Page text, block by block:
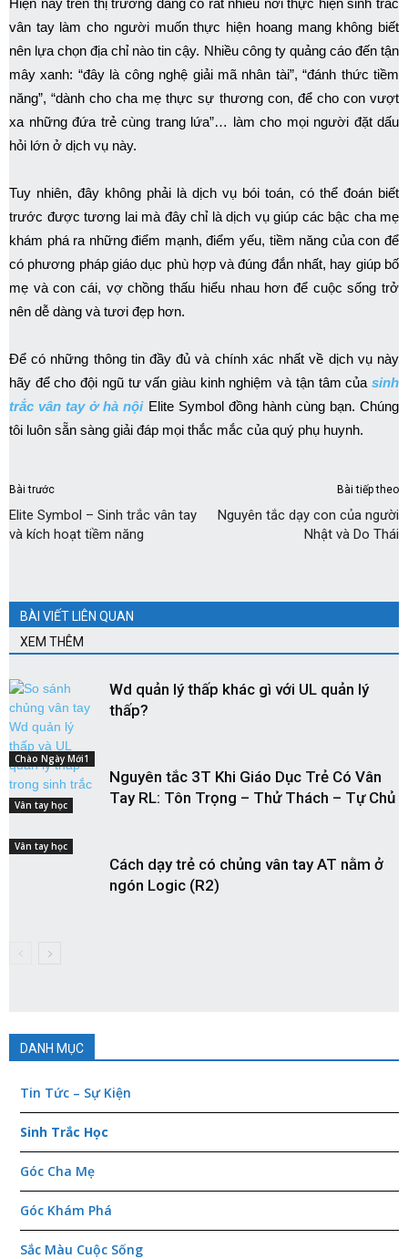
Hiện nay trên thị trường đang có rất nhiều nơi thực hiện sinh trắc
vân tay làm cho người muốn thực hiện hoang mang không biết
nên lựa chọn địa chỉ nào tin cậy. Nhiều công ty quảng cáo đến tận
mây xanh: “đây là công nghệ giải mã nhân tài”, “đánh thức tiềm
năng”, “dành cho cha mẹ thực sự thương con, để cho con vượt
xa những đứa trẻ cùng trang lứa”… làm cho mọi người đặt dấu
hỏi lớn ở dịch vụ này.
Tuy nhiên, đây không phải là dịch vụ bói toán, có thể đoán biết
trước được tương lai mà đây chỉ là dịch vụ giúp các bậc cha mẹ
khám phá ra những điểm mạnh, điểm yếu, tiềm năng của con để
có phương pháp giáo dục phù hợp và đúng đắn nhất, hay giúp bố
mẹ và con cái, vợ chồng thấu hiểu nhau hơn để cuộc sống trở
nên dễ dàng và tươi đẹp hơn.
Để có những thông tin đầy đủ và chính xác nhất về dịch vụ này
hãy để cho đội ngũ tư vấn giàu kinh nghiệm và tận tâm của sinh
trắc vân tay ở hà nộiElite Symbol đồng hành cùng bạn. Chúng
tôi luôn sẵn sàng giải đáp mọi thắc mắc của quý phụ huynh.
Bài trước
Elite Symbol – Sinh trắc vân tay
và kích hoạt tiềm năng
Bài tiếp theo
Nguyên tắc dạy con của người
Nhật và Do Thái
BÀI VIẾT LIÊN QUAN
XEM THÊM
Vân tay học
Wd quản lý thấp khác gì với UL quản lý
thấp?
Chào Ngày Mới1
Nguyên tắc 3T Khi Giáo Dục Trẻ Có Vân
Tay RL: Tôn Trọng – Thử Thách – Tự Chủ
Vân tay học
Cách dạy trẻ có chủng vân tay AT nằm ở
ngón Logic (R2)
DANH MỤC
Tin Tức – Sự Kiện
Sinh Trắc Học
Góc Cha Mẹ
Góc Khám Phá
Sắc Màu Cuộc Sống